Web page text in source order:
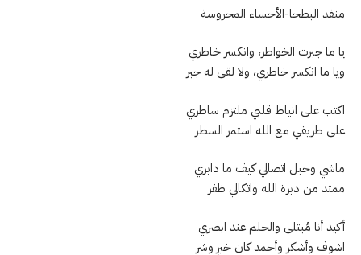
منفذ البطحا-الأحساء المحروسة
يا ما جبرت الخواطر، وانكسر خاطري
ويا ما انكسر خاطري، ولا لقى له جبر
اكتب على انياط قلبي ملتزم ساطري
على طريقي مع الله استمر السطر
ماشي وحبل اتصالي كيف ما دابري
ممتد من دبرة الله واتكالي ظفر
أكيد أنا مُبتلى والحلم عند ابصري
اشوف وأشكر وأحمد كان خيرٍ وشر